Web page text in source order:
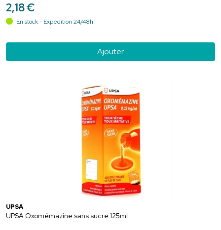
2,18€
En stock - Expédition 24/48h
Ajouter
UPSA
UPSA Oxomémazine sans sucre 125ml